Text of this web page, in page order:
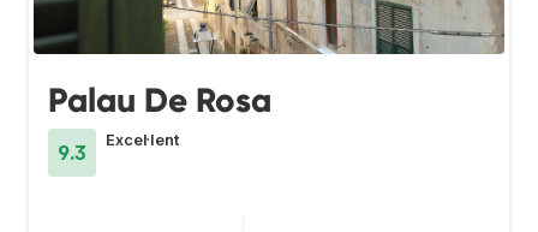
Palau De Rosa
9.3
Excel·lent